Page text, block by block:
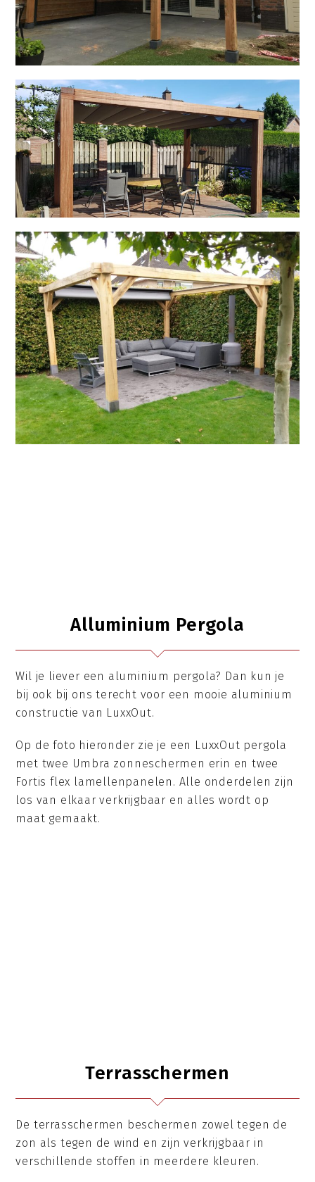
Alluminium Pergola
Wil je liever een aluminium pergola? Dan kun je
bij ook bij ons terecht voor een mooie aluminium
constructie van LuxxOut.
Op de foto hieronder zie je een LuxxOut pergola
met twee Umbra zonneschermen erin en twee
Fortis flex lamellenpanelen. Alle onderdelen zijn
los van elkaar verkrijgbaar en alles wordt op
maat gemaakt.
Terrasschermen
De terrasschermen beschermen zowel tegen de
zon als tegen de wind en zijn verkrijgbaar in
verschillende stoffen in meerdere kleuren.